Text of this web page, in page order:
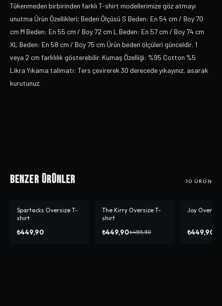
Tükenmeden birbirinden farklı T-shirt modellerimize göz atmayı
unutma Ürün Özellikleri; Beden Ölçüsü S Beden: En 54 cm / Boy 70
cm M Beden: En 55 cm / Boy 72 cm L Beden: En 57 cm / Boy 74 cm
XL Beden: En 58 cm / Boy 75 cm Ürün beden ölçüleri günceldir. 1
veya 2 cm farklılık gösterebilir. Kumaş Özelliği: %95 Cotton %5
Likra Yıkama talimatı: Ters çevirerek 30 derecede yıkayınız, asarak
kurutunuz.
Benzer Ürünler 10 ÜRÜN
Spartacks Oversize T-
shirt
₺449,90
-%10
The Kirry Oversize T-
shirt
₺449,90₺499,90
-%10
Joy
₺449,90